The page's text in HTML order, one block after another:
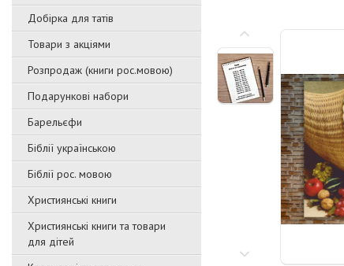
Добірка для татів
Товари з акціями
Розпродаж (книги рос.мовою)
Подарункові набори
Барельєфи
Біблії українською
Біблії рос. мовою
Християнські книги
Християнські книги та товари
для дітей